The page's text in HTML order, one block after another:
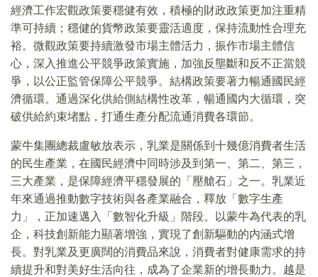
經濟工作宏觀政策要穩健有效，積極的財政政策更加注重精
準可持續；穩健的貨幣政策要靈活適度，保持流動性合理充
裕。微觀政策要持續激發市場主體活力，振作市場主體信
心，深入推進公平競爭政策實施，加強反壟斷和反不正當競
爭，以公正監管保障公平競爭。結構政策要著力暢通國民經
濟循環。通過深化供給側結構性改革，暢通國内大循環，突
破供給約束堵點，打通生產分配流通消費各環節。
蒙牛集團總裁盧敏放表示，乳業是關係到十幾億消費者生活
的民生產業，在國民經濟中同時涉及到第一、第二、第三，
三大產業，是保障經濟平穩發展的「壓艙石」之一。乳業近
年來通過推動數字技術與各產業融合，釋放「數字生產
力」，正加速邁入「數智化升級」階段。以蒙牛為代表的乳
企，科技創新能力顯著增強，實現了創新驅動的内涵式增
長。對乳業及更廣闊的消費品來說，消費者對健康需求的持
續提升和對美好生活向往，成為了企業新的增長動力。越是